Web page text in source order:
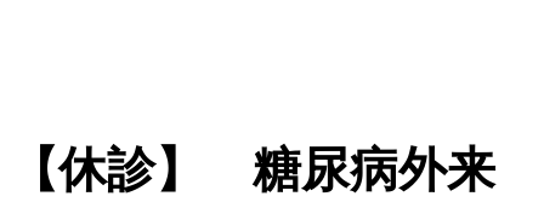
【休診】 糖尿病外来